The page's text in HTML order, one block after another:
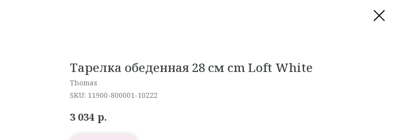
Тарелка обеденная 28 см cm Loft White
Thomas
SKU: 11900-800001-10222
3 034 р.